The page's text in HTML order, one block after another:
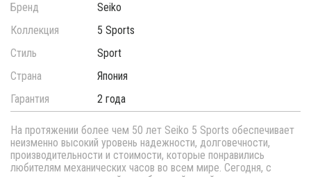
Бренд
Seiko
Коллекция
5 Sports
Стиль
Sport
Страна
Япония
Гарантия
2 года
На протяжении более чем 50 лет Seiko 5 Sports обеспечивает
неизменно высокий уровень надежности, долговечности,
производительности и стоимости, которые понравились
любителям механических часов во всем мире. Сегодня, с